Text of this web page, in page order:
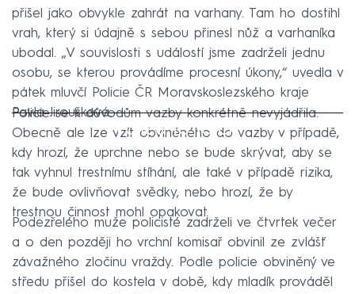
přišel jako obvykle zahrát na varhany. Tam ho dostihl
vrah, který si údajně s sebou přinesl nůž a varhaníka
ubodal. „V souvislosti s událostí jsme zadrželi jednu
osobu, se kterou provádíme procesní úkony,“ uvedla v
pátek mluvčí Policie ČR Moravskoslezského kraje
Pavla Jiroušková.
Failed to fetch
Policie se k důvodům vazby konkrétně nevyjádřila.
Obecně ale lze vzít obviněného do vazby v případě,
kdy hrozí, že uprchne nebo se bude skrývat, aby se
tak vyhnul trestnímu stíhání, ale také v případě rizika,
že bude ovlivňovat svědky, nebo hrozí, že by
trestnou činnost mohl opakovat.
Podezřelého muže policisté zadrželi ve čtvrtek večer
a o den později ho vrchní komisař obvinil ze zvlášť
závažného zločinu vraždy. Podle policie obviněný ve
středu přišel do kostela v době, kdy mladík prováděl